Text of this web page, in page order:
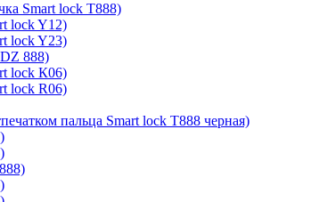
Smart lock T888)
lock Y12)
lock Y23)
888)
lock К06)
lock R06)
пальца Smart lock T888 черная)